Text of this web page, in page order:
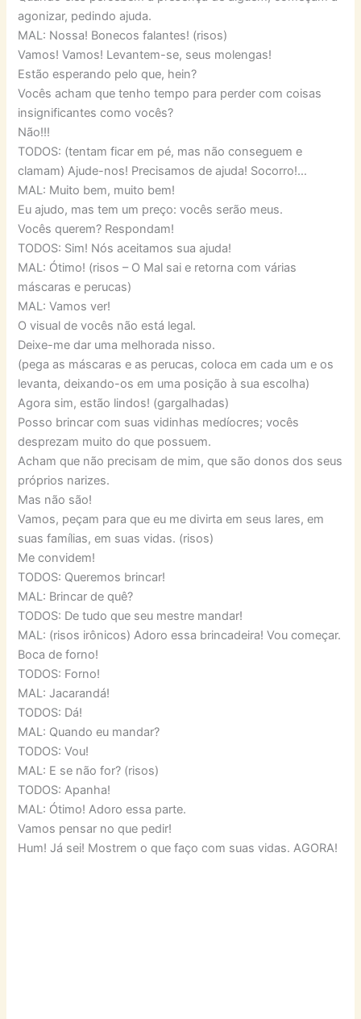
agonizar, pedindo ajuda.
MAL: Nossa! Bonecos falantes! (risos)
Vamos! Vamos! Levantem-se, seus molengas!
Estão esperando pelo que, hein?
Vocês acham que tenho tempo para perder com coisas
insignificantes como vocês?
Não!!!
TODOS: (tentam ficar em pé, mas não conseguem e
clamam) Ajude-nos! Precisamos de ajuda! Socorro!…
MAL: Muito bem, muito bem!
Eu ajudo, mas tem um preço: vocês serão meus.
Vocês querem? Respondam!
TODOS: Sim! Nós aceitamos sua ajuda!
MAL: Ótimo! (risos – O Mal sai e retorna com várias
máscaras e perucas)
MAL: Vamos ver!
O visual de vocês não está legal.
Deixe-me dar uma melhorada nisso.
(pega as máscaras e as perucas, coloca em cada um e os
levanta, deixando-os em uma posição à sua escolha)
Agora sim, estão lindos! (gargalhadas)
Posso brincar com suas vidinhas medíocres; vocês
desprezam muito do que possuem.
Acham que não precisam de mim, que são donos dos seus
próprios narizes.
Mas não são!
Vamos, peçam para que eu me divirta em seus lares, em
suas famílias, em suas vidas. (risos)
Me convidem!
TODOS: Queremos brincar!
MAL: Brincar de quê?
TODOS: De tudo que seu mestre mandar!
MAL: (risos irônicos) Adoro essa brincadeira! Vou começar.
Boca de forno!
TODOS: Forno!
MAL: Jacarandá!
TODOS: Dá!
MAL: Quando eu mandar?
TODOS: Vou!
MAL: E se não for? (risos)
TODOS: Apanha!
MAL: Ótimo! Adoro essa parte.
Vamos pensar no que pedir!
Hum! Já sei! Mostrem o que faço com suas vidas. AGORA!